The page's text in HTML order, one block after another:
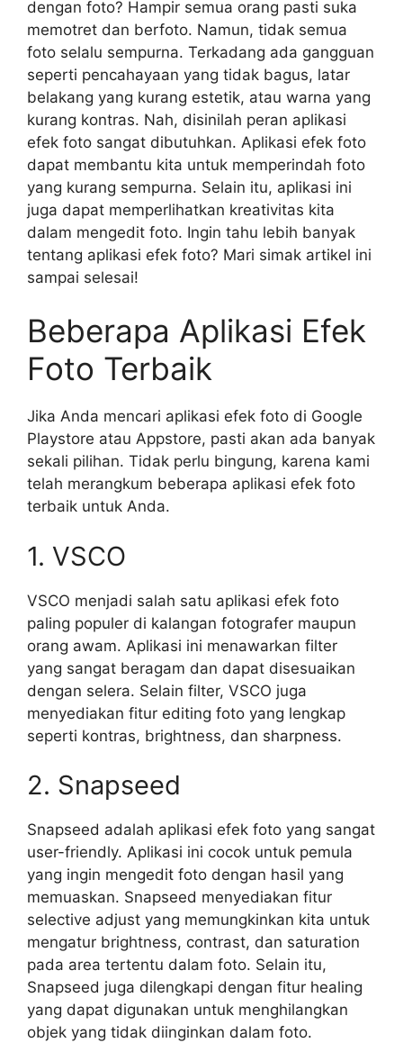
dengan foto? Hampir semua orang pasti suka
memotret dan berfoto. Namun, tidak semua
foto selalu sempurna. Terkadang ada gangguan
seperti pencahayaan yang tidak bagus, latar
belakang yang kurang estetik, atau warna yang
kurang kontras. Nah, disinilah peran aplikasi
efek foto sangat dibutuhkan. Aplikasi efek foto
dapat membantu kita untuk memperindah foto
yang kurang sempurna. Selain itu, aplikasi ini
juga dapat memperlihatkan kreativitas kita
dalam mengedit foto. Ingin tahu lebih banyak
tentang aplikasi efek foto? Mari simak artikel ini
sampai selesai!
Beberapa Aplikasi Efek
Foto Terbaik
Jika Anda mencari aplikasi efek foto di Google
Playstore atau Appstore, pasti akan ada banyak
sekali pilihan. Tidak perlu bingung, karena kami
telah merangkum beberapa aplikasi efek foto
terbaik untuk Anda.
1. VSCO
VSCO menjadi salah satu aplikasi efek foto
paling populer di kalangan fotografer maupun
orang awam. Aplikasi ini menawarkan filter
yang sangat beragam dan dapat disesuaikan
dengan selera. Selain filter, VSCO juga
menyediakan fitur editing foto yang lengkap
seperti kontras, brightness, dan sharpness.
2. Snapseed
Snapseed adalah aplikasi efek foto yang sangat
user-friendly. Aplikasi ini cocok untuk pemula
yang ingin mengedit foto dengan hasil yang
memuaskan. Snapseed menyediakan fitur
selective adjust yang memungkinkan kita untuk
mengatur brightness, contrast, dan saturation
pada area tertentu dalam foto. Selain itu,
Snapseed juga dilengkapi dengan fitur healing
yang dapat digunakan untuk menghilangkan
objek yang tidak diinginkan dalam foto.